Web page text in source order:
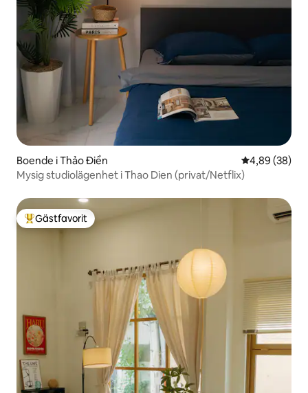
Boende i Thảo Điền 4,89 av 5 i
4,89 (38)
Mysig studiolägenhet i Thao Dien (privat/Netflix)
Populär gästfavorit
Gästfavorit